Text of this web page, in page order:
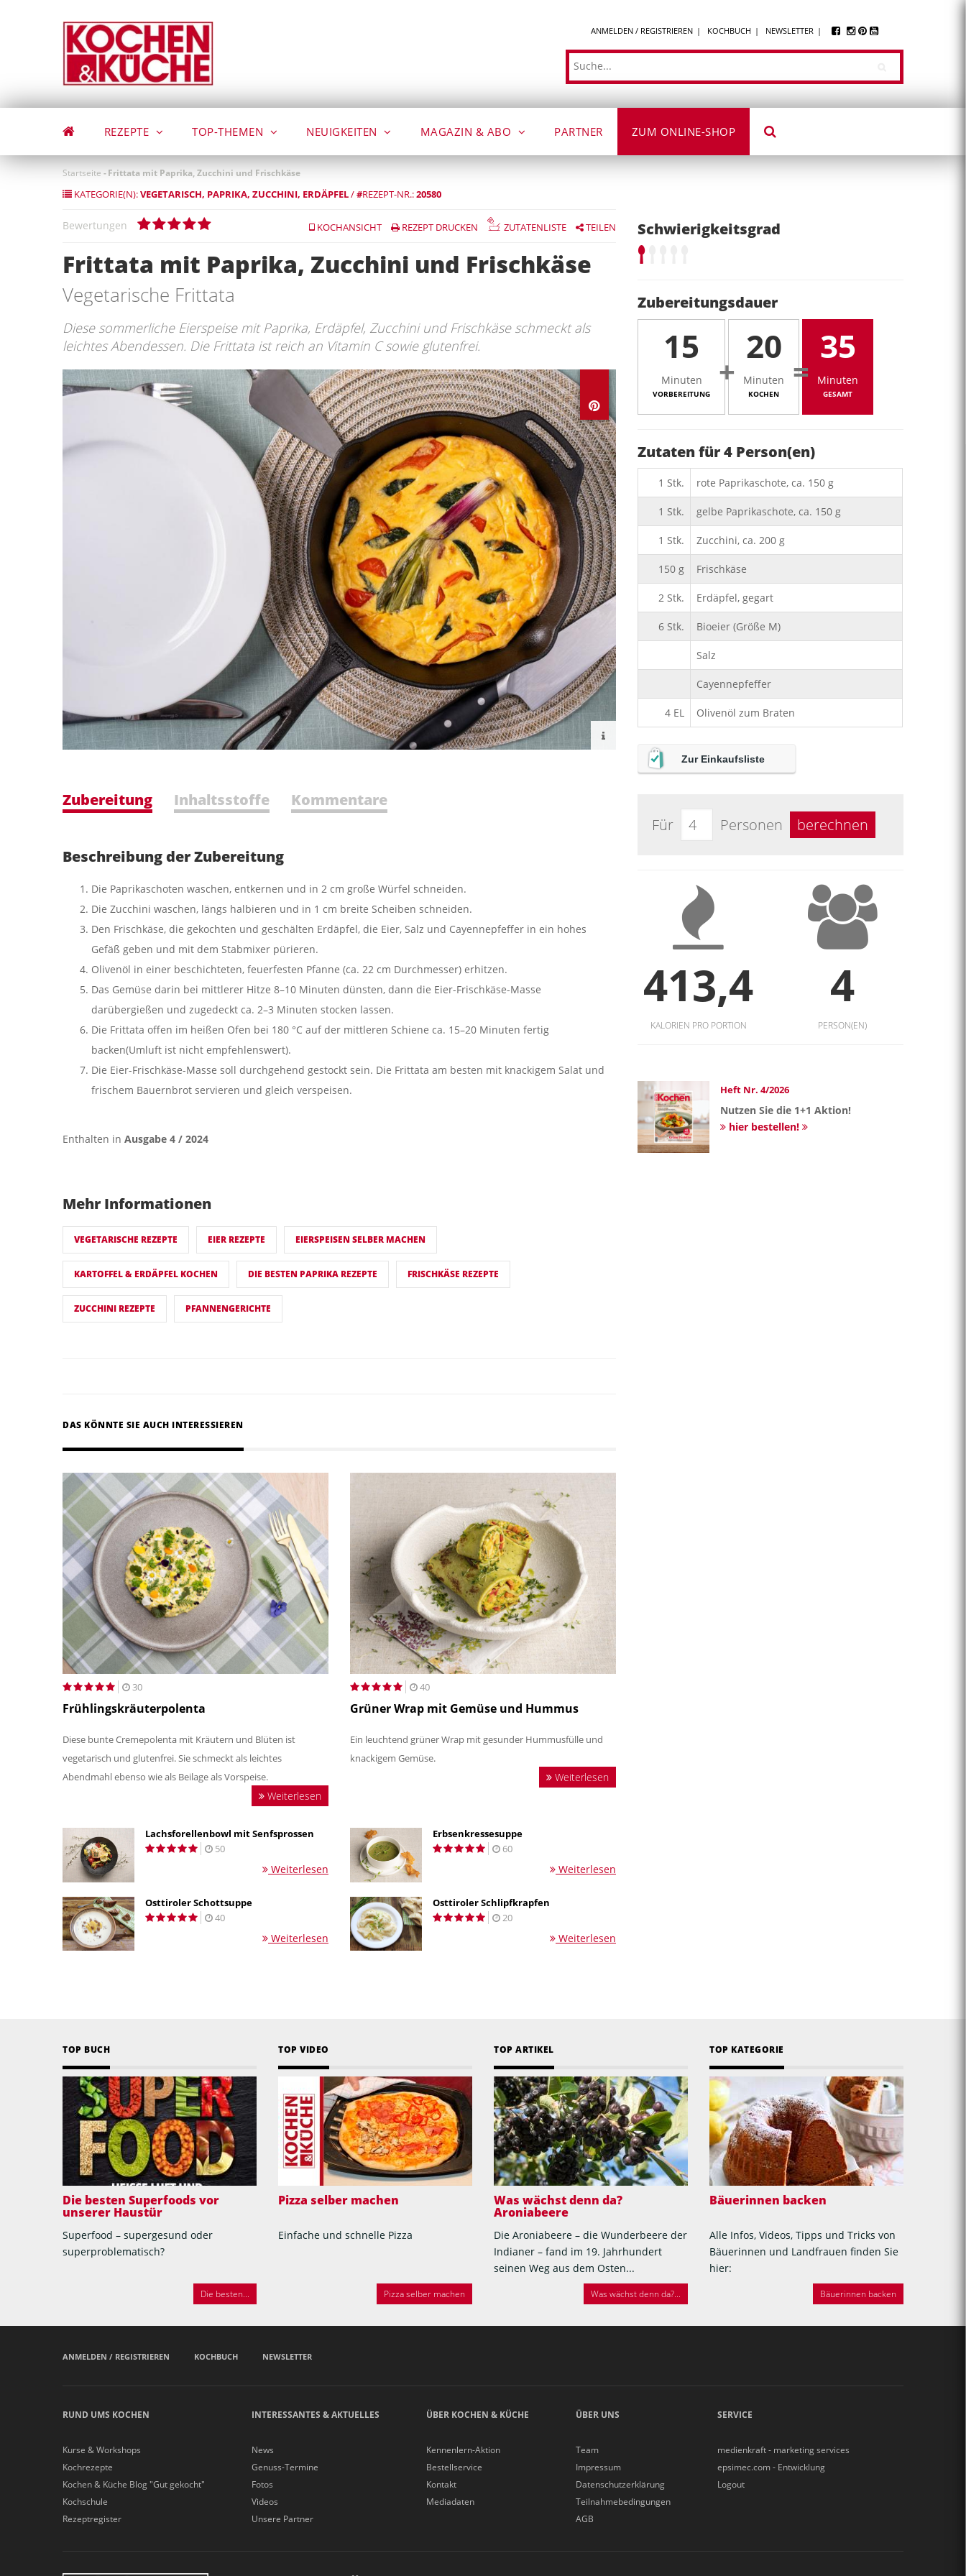
ANMELDEN / REGISTRIEREN KOCHBUCH NEWSLETTER
Suche
REZEPTE TOP-THEMEN NEUIGKEITEN MAGAZIN & ABO PARTNER ZUM ONLINE-SHOP
Startseite -Frittata mit Paprika, Zucchini und Frischkäse
KATEGORIE(N):VEGETARISCH PAPRIKA ZUCCHINI ERDÄPFEL/#REZEPT-NR.:20580
Bewertungen KOCHANSICHT REZEPT DRUCKEN ZUTATENLISTE TEILEN
Frittata mit Paprika, Zucchini und Frischkäse
Vegetarische Frittata
Diese sommerliche Eierspeise mit Paprika, Erdäpfel, Zucchini und Frischkäse schmeckt als
leichtes Abendessen. Die Frittata ist reich an Vitamin C sowie glutenfrei.
Zubereitung Inhaltsstoffe Kommentare
Beschreibung der Zubereitung
Die Paprikaschoten waschen, entkernen und in 2 cm große Würfel schneiden.
Die Zucchini waschen, längs halbieren und in 1 cm breite Scheiben schneiden.
Den Frischkäse, die gekochten und geschälten Erdäpfel, die Eier, Salz und Cayennepfeffer in ein hohes
Gefäß geben und mit dem Stabmixer pürieren.
Olivenöl in einer beschichteten, feuerfesten Pfanne (ca. 22 cm Durchmesser) erhitzen.
Das Gemüse darin bei mittlerer Hitze 8–10 Minuten dünsten, dann die Eier-Frischkäse-Masse
darübergießen und zugedeckt ca. 2–3 Minuten stocken lassen.
Die Frittata offen im heißen Ofen bei 180 °C auf der mittleren Schiene ca. 15–20 Minuten fertig
backen(Umluft ist nicht empfehlenswert).
Die Eier-Frischkäse-Masse soll durchgehend gestockt sein. Die Frittata am besten mit knackigem Salat und
frischem Bauernbrot servieren und gleich verspeisen.
Enthalten in Ausgabe 4 / 2024
Mehr Informationen
VEGETARISCHE REZEPTE EIER REZEPTE EIERSPEISEN SELBER MACHEN
KARTOFFEL & ERDÄPFEL KOCHEN DIE BESTEN PAPRIKA REZEPTE FRISCHKÄSE REZEPTE
ZUCCHINI REZEPTE PFANNENGERICHTE
DAS KÖNNTE SIE AUCH INTERESSIEREN
30
Frühlingskräuterpolenta
Diese bunte Cremepolenta mit Kräutern und Blüten ist
vegetarisch und glutenfrei. Sie schmeckt als leichtes
Abendmahl ebenso wie als Beilage als Vorspeise.
Weiterlesen
40
Grüner Wrap mit Gemüse und Hummus
Ein leuchtend grüner Wrap mit gesunder Hummusfülle und
knackigem Gemüse.
Weiterlesen
Lachsforellenbowl mit Senfsprossen
50
Weiterlesen
Erbsenkressesuppe
60
Weiterlesen
Osttiroler Schottsuppe
40
Weiterlesen
Osttiroler Schlipfkrapfen
20
Weiterlesen
Schwierigkeitsgrad
Zubereitungsdauer
15
Minuten
VORBEREITUNG
+
20
Minuten
KOCHEN
=
35
Minuten
GESAMT
Zutaten für4 Person(en)
1 Stk. rote Paprikaschote, ca. 150 g
1 Stk. gelbe Paprikaschote, ca. 150 g
1 Stk. Zucchini, ca. 200 g
150 g Frischkäse
2 Stk. Erdäpfel, gegart
6 Stk. Bioeier (Größe M)
Salz
Cayennepfeffer
4 EL Olivenöl zum Braten
Zur Einkaufsliste
Für Personen berechnen
413,4
KALORIEN PRO PORTION
4
PERSON(EN)
Heft Nr. 4/2026
Nutzen Sie die 1+1 Aktion!
hier bestellen!
TOP BUCH
Die besten Superfoods vor
unserer Haustür
Superfood – supergesund oder
superproblematisch?
Die besten...
TOP VIDEO
Pizza selber machen
Einfache und schnelle Pizza
Pizza selber machen
TOP ARTIKEL
Was wächst denn da?
Aroniabeere
Die Aroniabeere – die Wunderbeere der
Indianer – fand im 19. Jahrhundert
seinen Weg aus dem Osten...
Was wächst denn da?...
TOP KATEGORIE
Bäuerinnen backen
Alle Infos, Videos, Tipps und Tricks von
Bäuerinnen und Landfrauen finden Sie
hier:
Bäuerinnen backen
ANMELDEN / REGISTRIEREN KOCHBUCH NEWSLETTER
RUND UMS KOCHEN
Kurse & Workshops
Kochrezepte
Kochen & Küche Blog "Gut gekocht"
Kochschule
Rezeptregister
INTERESSANTES & AKTUELLES
News
Genuss-Termine
Fotos
Videos
Unsere Partner
ÜBER KOCHEN & KÜCHE
Kennenlern-Aktion
Bestellservice
Kontakt
Mediadaten
ÜBER UNS
Team
Impressum
Datenschutzerklärung
Teilnahmebedingungen
AGB
SERVICE
medienkraft - marketing services
epsimec.com - Entwicklung
Logout